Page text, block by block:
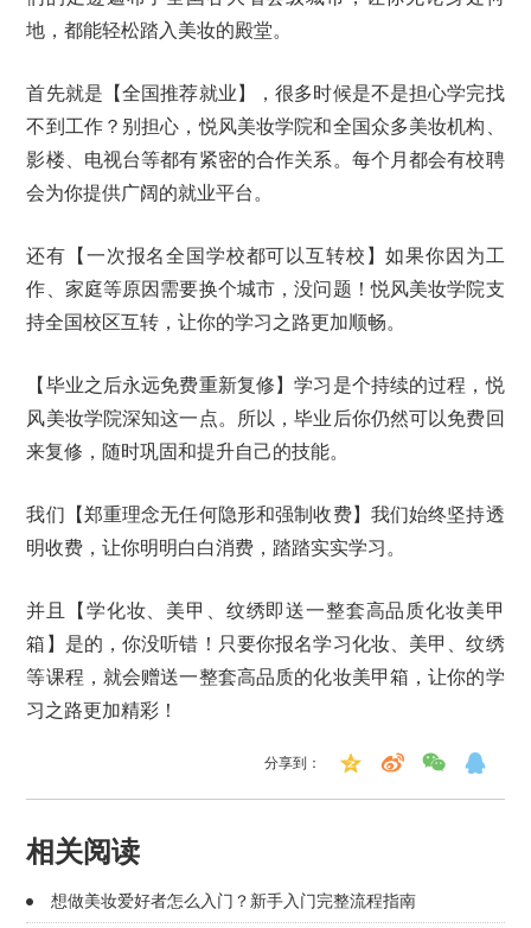
地，都能轻松踏入美妆的殿堂。
首先就是【全国推荐就业】，很多时候是不是担心学完找
不到工作？别担心，悦风美妆学院和全国众多美妆机构、
影楼、电视台等都有紧密的合作关系。每个月都会有校聘
会为你提供广阔的就业平台。
还有【一次报名全国学校都可以互转校】如果你因为工
作、家庭等原因需要换个城市，没问题！悦风美妆学院支
持全国校区互转，让你的学习之路更加顺畅。
【毕业之后永远免费重新复修】学习是个持续的过程，悦
风美妆学院深知这一点。所以，毕业后你仍然可以免费回
来复修，随时巩固和提升自己的技能。
我们【郑重理念无任何隐形和强制收费】我们始终坚持透
明收费，让你明明白白消费，踏踏实实学习。
并且【学化妆、美甲、纹绣即送一整套高品质化妆美甲
箱】是的，你没听错！只要你报名学习化妆、美甲、纹绣
等课程，就会赠送一整套高品质的化妆美甲箱，让你的学
习之路更加精彩！
分享到：
相关阅读
想做美妆爱好者怎么入门？新手入门完整流程指南